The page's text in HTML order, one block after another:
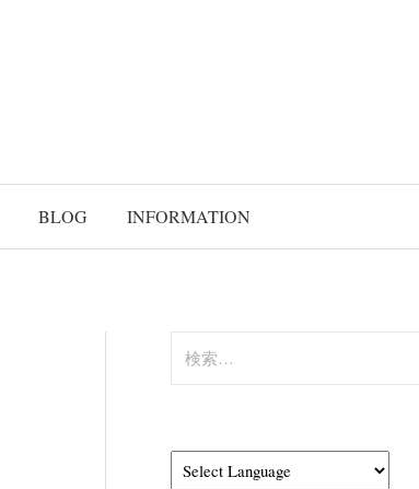
BLOG INFORMATION
索: